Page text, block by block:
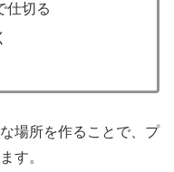
仕切る
場所を作ることで、プ
す。